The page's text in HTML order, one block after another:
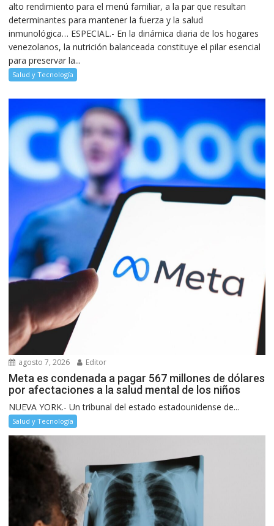
alto rendimiento para el menú familiar, a la par que resultan
determinantes para mantener la fuerza y la salud
inmunológica… ESPECIAL.- En la dinámica diaria de los hogares
venezolanos, la nutrición balanceada constituye el pilar esencial
para preservar la...
Salud y Tecnología
agosto 7, 2026 Editor
Meta es condenada a pagar 567 millones de dólares
por afectaciones a la salud mental de los niños
NUEVA YORK.- Un tribunal del estado estadounidense de...
Salud y Tecnología